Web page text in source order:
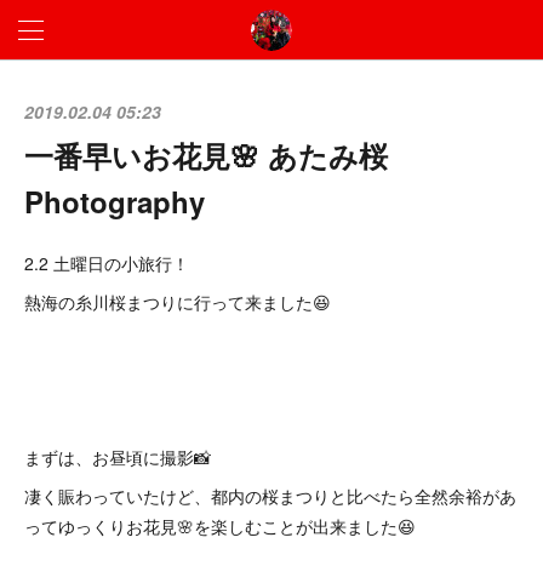
2019.02.04 05:23
一番早いお花見🌸 あたみ桜
Photography
2.2 土曜日の小旅行！
熱海の糸川桜まつりに行って来ました😆
まずは、お昼頃に撮影📸
凄く賑わっていたけど、都内の桜まつりと比べたら全然余裕があ
ってゆっくりお花見🌸を楽しむことが出来ました😆